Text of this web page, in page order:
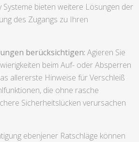
Systeme bieten weitere Lösungen der
des Zugangs zu Ihren
berücksichtigen: Agieren Sie
beim Auf- oder Absperren
allererste Hinweise für Verschleiß
die ohne rasche
Sicherheitslücken verursachen
ebenjener Ratschläge können